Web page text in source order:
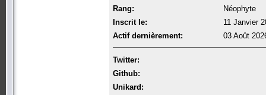
Rang:
Néophyte
Inscrit le:
11 Janvier
Actif dernièrement:
03 Août
Twitter:
Github:
Unikard: